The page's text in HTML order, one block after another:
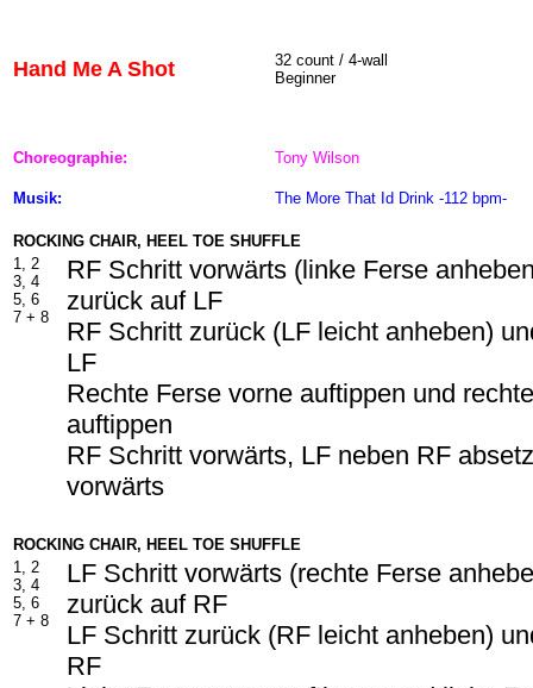
Hand Me A Shot
32 count / 4-wall
Beginner
Choreographie: Tony Wilson
Musik: The More That Id Drink -112 bpm-
ROCKING CHAIR, HEEL TOE SHUFFLE
1, 2
3, 4
5, 6
7 + 8
RF Schritt vorwärts (linke Ferse
zurück auf LF
RF Schritt zurück (LF leicht anheben)
LF
Rechte Ferse vorne auftippen und
auftippen
RF Schritt vorwärts, LF neben RF
vorwärts
ROCKING CHAIR, HEEL TOE SHUFFLE
1, 2
3, 4
5, 6
7 + 8
LF Schritt vorwärts (rechte Ferse
zurück auf RF
LF Schritt zurück (RF leicht anheben)
RF